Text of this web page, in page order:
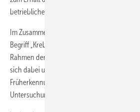
betrieblichen Gesundheitsschutzes leisten.
Im Zusammenhang mit bösartigen
Begriff „Krebsvorsorgeuntersuchung“
Rahmen der arbeitsmedizinischen Vorsorge
sich dabei um keine Vorsorgeuntersuchung,
Früherkennungsmaßnahme mit Anamnese,
Untersuchungsangebot handelt.